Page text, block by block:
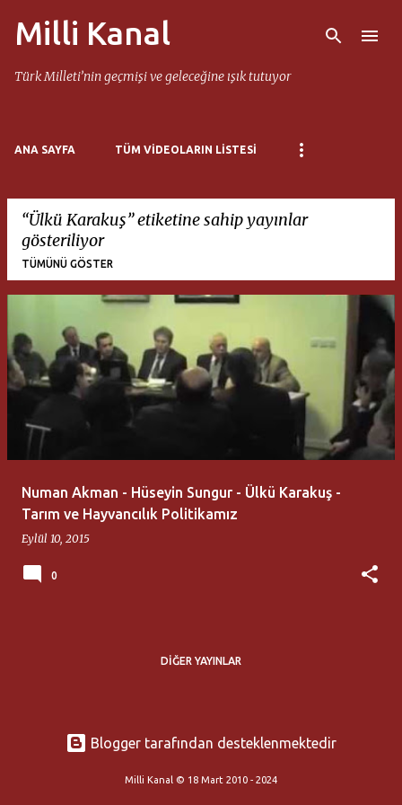
Ana içeriğe atla
Milli Kanal
Türk Milleti’nin geçmişi ve geleceğine ışık tutuyor
ANA SAYFA TÜM VIDEOLARIN LISTESI
Ülkü Karakuş etiketine sahip yayınlar
gösteriliyor
TÜMÜNÜ GÖSTER
a
y
Numan Akman - Hüseyin Sungur - Ülkü Karakuş -
Tarım ve Hayvancılık Politikamız
Eylül 10, 2015
0
DIĞER YAYINLAR
Blogger tarafından desteklenmektedir
Milli Kanal © 18 Mart 2010 - 2024